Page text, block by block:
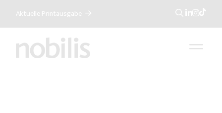
Aktuelle Printausgabe
Suche